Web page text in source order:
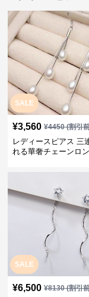
SALE
¥3,560 ¥4450(割引
レディースピアス 三
れる華奢チェーンロ
SALE
¥6,500 ¥8130(割引